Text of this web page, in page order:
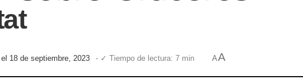
18 de septiembre, 2023 - ✓ Tiempo de lectura: 7 min AA